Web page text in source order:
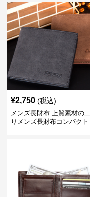
¥2,750 (税込)
メンズ長財布 上質素材の
りメンズ長財布コンパクト